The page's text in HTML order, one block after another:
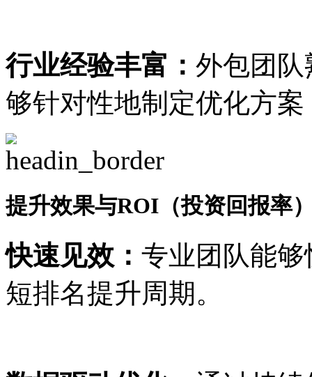
行业经验丰富： 外包团队
够针对性地制定优化方
提升效果与ROI（投资回报率
快速见效： 专业团队能
短排名提升周期。